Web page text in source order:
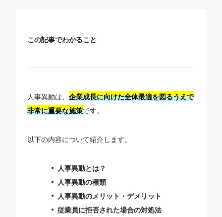
この記事でわかること
人事異動は、企業成長に向けた全体最適を図るうえで
非常に重要な施策です。
以下の内容について紹介します。
人事異動とは？
人事異動の種類
人事異動のメリット・デメリット
従業員に拒否された場合の対処法